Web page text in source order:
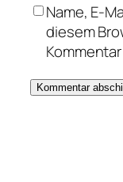
Name, E-
diesem